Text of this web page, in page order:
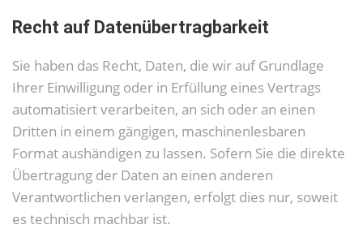
Recht auf Daten­übertrag­barkeit
Sie haben das Recht, Daten, die wir auf Grundlage
Ihrer Einwilligung oder in Erfüllung eines Vertrags
automatisiert verarbeiten, an sich oder an einen
Dritten in einem gängigen, maschinenlesbaren
Format aushändigen zu lassen. Sofern Sie die direkte
Übertragung der Daten an einen anderen
Verantwortlichen verlangen, erfolgt dies nur, soweit
es technisch machbar ist.